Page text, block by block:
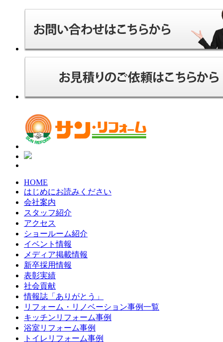
HOME
はじめにお読みください
会社案内
スタッフ紹介
アクセス
ショールーム紹介
イベント情報
メディア掲載情報
新卒採用情報
表彰実績
社会貢献
情報誌「ありがとう」
リフォーム・リノベーション事例一覧
キッチンリフォーム事例
浴室リフォーム事例
トイレリフォーム事例